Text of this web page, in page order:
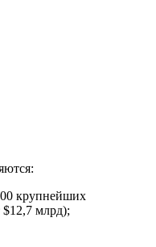
крупнейших
млрд);